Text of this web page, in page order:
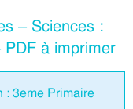
– Sciences :
à imprimer
: 3eme Primaire